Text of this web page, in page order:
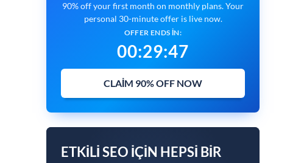
90% off your first month on monthly plans. Your
personal 30-minute offer is live now.
OFFER ENDS IN:
00:29:46
CLAIM 90% OFF NOW
ETKILI SEO IÇIN HEPSI BIR